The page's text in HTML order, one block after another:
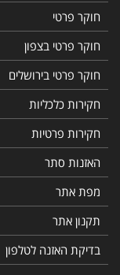
חוקר פרטי
חוקר פרטי בצפון
חוקר פרטי בירושלים
חקירות כלכליות
חקירות פרטיות
האזנות סתר
מפת אתר
תקנון אתר
בדיקת האזנה לטלפון